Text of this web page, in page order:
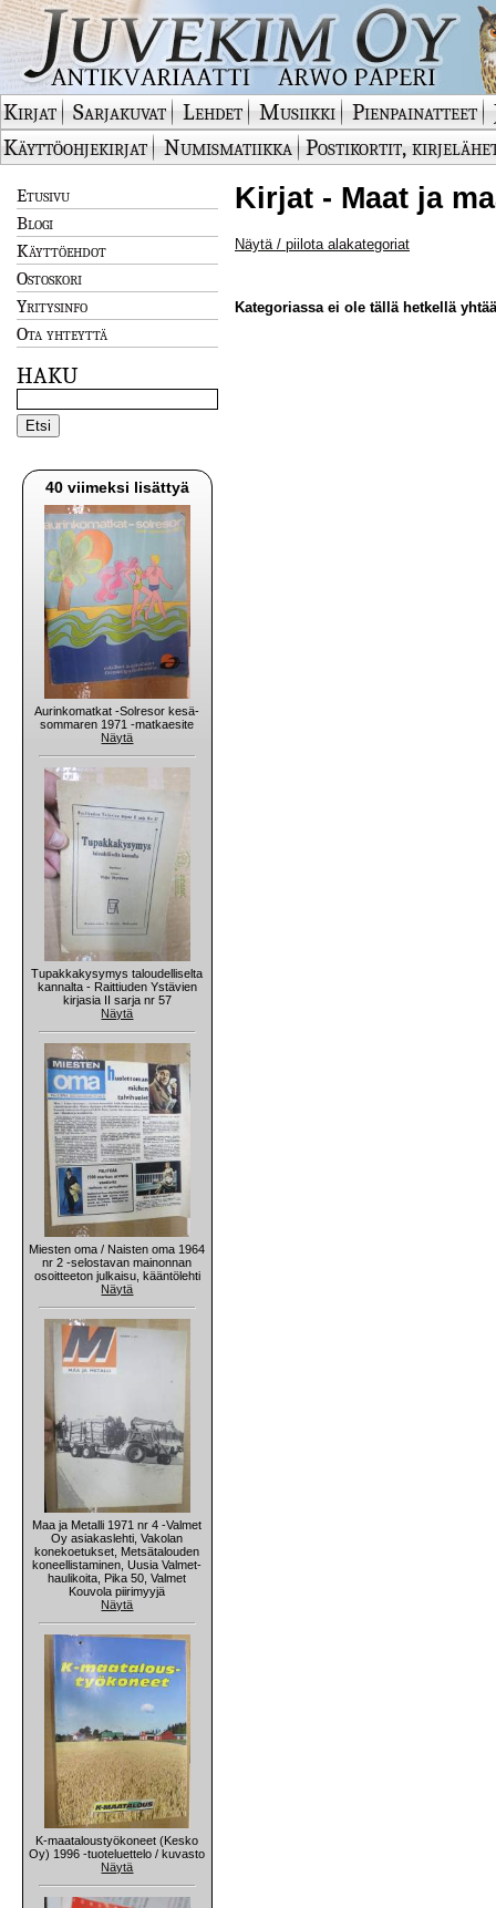
Kirjat Sarjakuvat Lehdet Musiikki Pienpainatteet
Käyttöohjekirjat
Numismatiikka Postikortit,
Etusivu
Blogi
Käyttöehdot
Ostoskori
Yritysinfo
Ota yhteyttä
HAKU
40 viimeksi lisättyä
Aurinkomatkat -Solresor kesä-
sommaren 1971 -matkaesite
Näytä
Tupakkakysymys taloudelliselta
kannalta - Raittiuden Ystävien
kirjasia II sarja nr 57
Näytä
Miesten oma / Naisten oma 1964
nr 2 -selostavan mainonnan
osoitteeton julkaisu, kääntölehti
Näytä
Maa ja Metalli 1971 nr 4 -Valmet
Oy asiakaslehti, Vakolan
konekoetukset, Metsätalouden
koneellistaminen, Uusia Valmet-
haulikoita, Pika 50, Valmet
Kouvola piirimyyjä
Näytä
K-maataloustyökoneet (Kesko
Oy) 1996 -tuoteluettelo / kuvasto
Näytä
Kirjat - Maat ja
Näytä / piilota alakategoriat
Kategoriassa ei ole tällä hetkellä